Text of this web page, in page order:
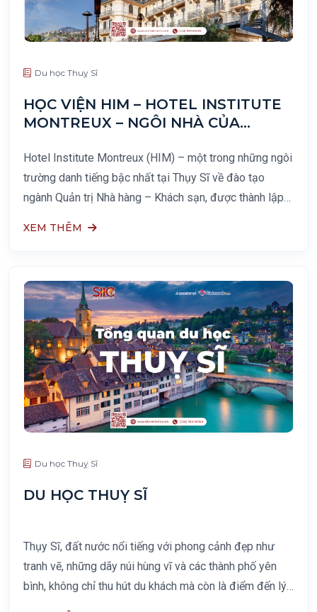
Du học Thuỵ Sĩ
HỌC VIỆN HIM – HOTEL INSTITUTE
MONTREUX – NGÔI NHÀ CỦA
DOANH – NHÀ HÀNG – KHÁCH SẠN
Hotel Institute Montreux (HIM) – một trong những ngôi
trường danh tiếng bậc nhất tại Thụy Sĩ về đào tạo
ngành Quản trị Nhà hàng – Khách sạn, được thành lập
XEM THÊM
Du học Thuỵ Sĩ
DU HỌC THUỴ SĨ
Thụy Sĩ, đất nước nổi tiếng với phong cảnh đẹp như
tranh vẽ, những dãy núi hùng vĩ và các thành phố yên
bình, không chỉ thu hút du khách mà còn là điểm đến lý